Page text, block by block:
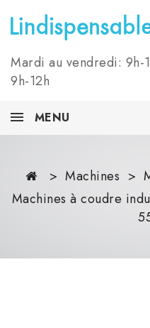
Mardi au vendredi: 9h-
9h-12h
MENU
Machines
Machines à coudre